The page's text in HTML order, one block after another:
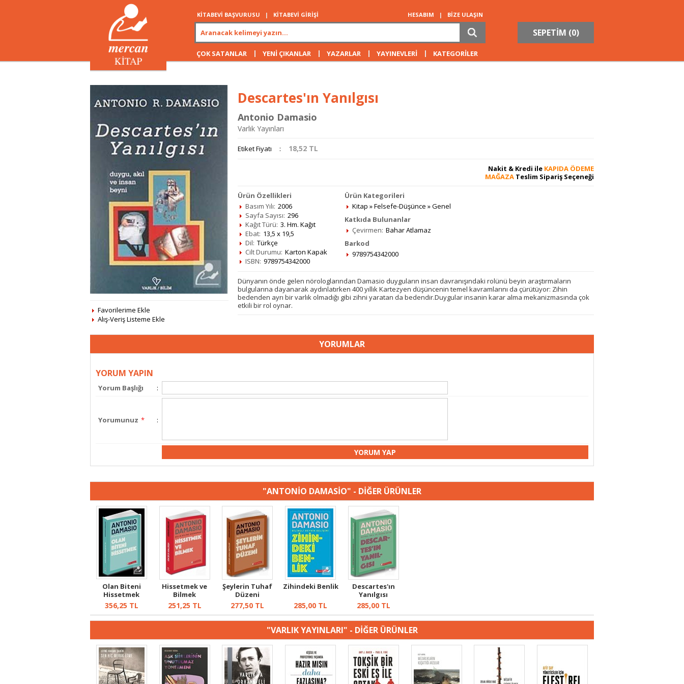
KİTABEVİ BAŞVURUSU | KİTABEVİ GİRİŞİ HESABIM | BİZE ULAŞIN
SEPETİM (0)
ÇOK SATANLAR | YENİ ÇIKANLAR | YAZARLAR | YAYINEVLERİ | KATEGORİLER
Favorilerime Ekle
Alış-Veriş Listeme Ekle
Descartes'ın Yanılgısı
Antonio Damasio
Varlık Yayınları
Etiket Fiyatı : 18,52 TL
Nakit & Kredi ile KAPIDA ÖDEME
MAĞAZA Teslim Sipariş Seçeneği
Ürün Özellikleri
Basım Yılı: 2006
Sayfa Sayısı: 296
Kağıt Türü: 3. Hm. Kağıt
Ebat: 13,5 x 19,5
Dil: Türkçe
Cilt Durumu: Karton Kapak
ISBN: 9789754342000
Ürün Kategorileri
Kitap »Felsefe-Düşünce »Genel
Katkıda Bulunanlar
Çevirmen: Bahar Atlamaz
Barkod
9789754342000
Dünyanın önde gelen nörologlarından Damasio duyguların insan davranışındaki rolünü beyin araştırmaların
bulgularına dayanarak aydınlatırken 400 yıllık Kartezyen düşüncenin temel kavramlarını da çürütüyor: Zihin
bedenden ayrı bir varlık olmadığı gibi zihni yaratan da bedendir.Duygular insanin karar alma mekanizmasında çok
etkili bir rol oynar.
YORUMLAR
YORUM YAPIN
Yorum Başlığı :
Yorumunuz * :
"ANTONİO DAMASİO" - DİĞER ÜRÜNLER
Olan Biteni
Hissetmek
356,25 TL
Hissetmek ve
Bilmek
251,25 TL
Şeylerin Tuhaf
Düzeni
277,50 TL
Zihindeki Benlik
285,00 TL
Descartes'ın
Yanılgısı
285,00TL
"VARLIK YAYINLARI" - DİĞER ÜRÜNLER